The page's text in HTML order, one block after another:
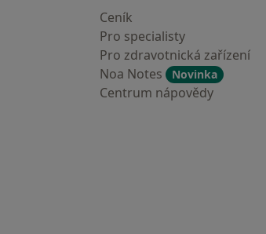
Ceník
Pro specialisty
Pro zdravotnická zařízení
Noa Notes
Novinka
Centrum nápovědy